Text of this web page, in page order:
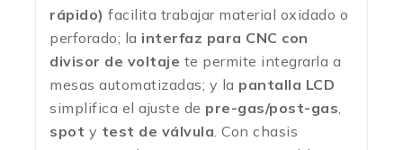
rápido) facilita trabajar material oxidado o
perforado; la interfaz para CNC con
divisor de voltaje te permite integrarla a
mesas automatizadas; y la pantalla LCD
simplifica el ajuste de pre-gas/post-gas
spot y test de válvula . Con chasis